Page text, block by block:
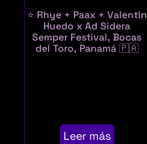
⭐ Rhye + Paax + Valentin
Huedo x Ad Sidera
Semper Festival, Bocas
del Toro, Panamá 🇵🇦
Leer más